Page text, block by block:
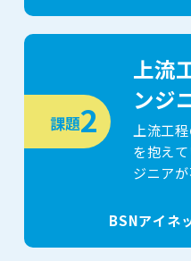
課題2
上流
ンジ
上流工
を抱えて
ジニア